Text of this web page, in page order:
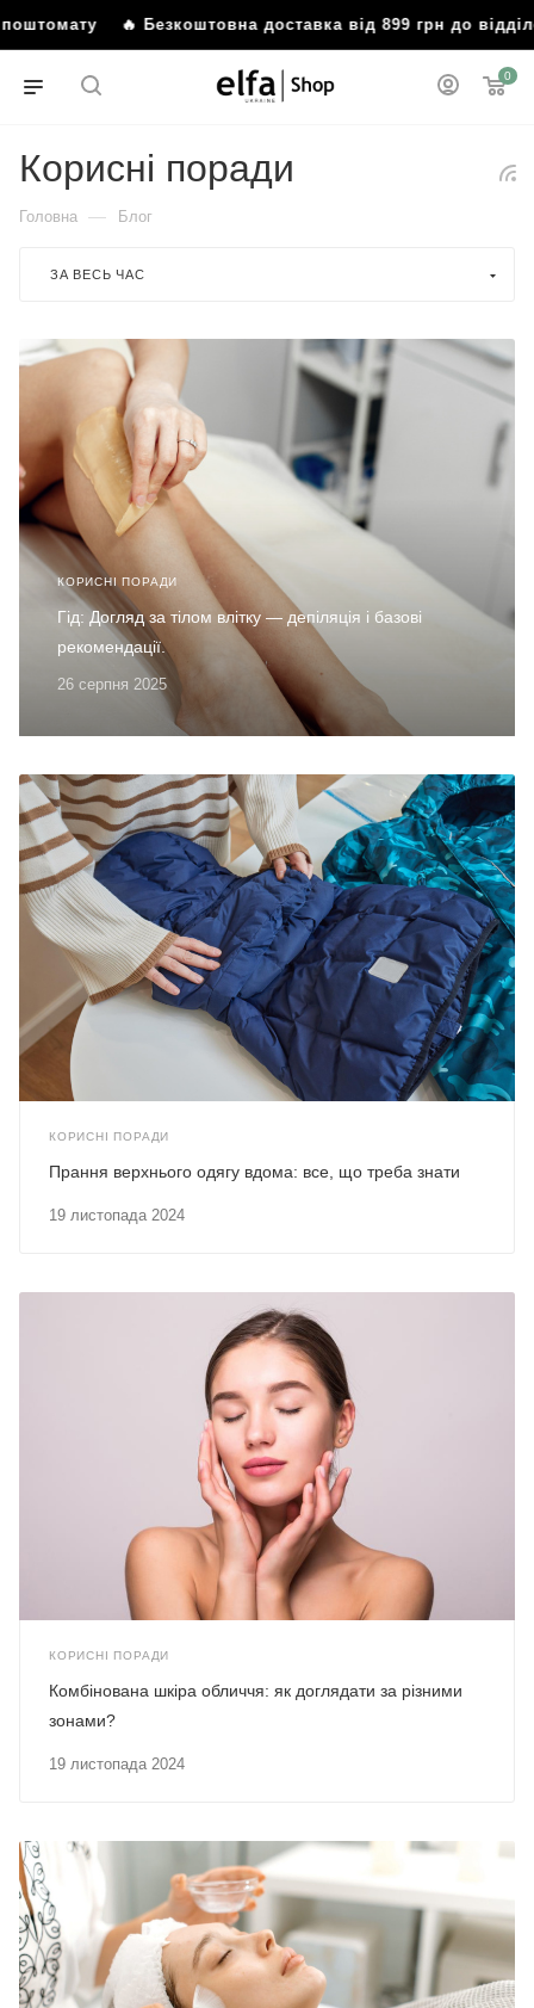
Безкоштовна доставка від 899 грн до відділення або
0
Корисні поради
Головна — Блог
ЗА ВЕСЬ ЧАС
КОРИСНІ ПОРАДИ
26 серпня 2025
Гід: Догляд за тілом влітку — депіляція і базові
рекомендації.
КОРИСНІ ПОРАДИ
19 листопада 2024
Прання верхнього одягу вдома: все, що треба знати
КОРИСНІ ПОРАДИ
19 листопада 2024
Комбінована шкіра обличчя: як доглядати за різними
зонами?